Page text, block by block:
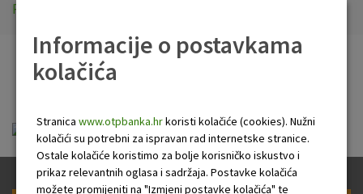
Mala poduzeća i obrtnici
Srednja i velika poduzeća
Faktoring
O nama
Početna
Zahtjev za kredit
zahtjev_za_kredit_240518.pdf
Informacije o postavkama
kolačića
Stranica www.otpbanka.hrkoristi kolačiće (cookies). Nužni
kolačići su potrebni za ispravan rad internetske stranice.
Ostale kolačiće koristimo za bolje korisničko iskustvo i
prikaz relevantnih oglasa i sadržaja. Postavke kolačića
možete promijeniti na "Izmjeni postavke kolačića" te